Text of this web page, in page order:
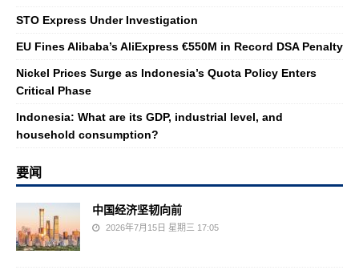
STO Express Under Investigation
EU Fines Alibaba’s AliExpress €550M in Record DSA Penalty
Nickel Prices Surge as Indonesia’s Quota Policy Enters
Critical Phase
Indonesia: What are its GDP, industrial level, and
household consumption?
要闻
中国经济坚韧向前
2026年7月15日 星期三 17:05